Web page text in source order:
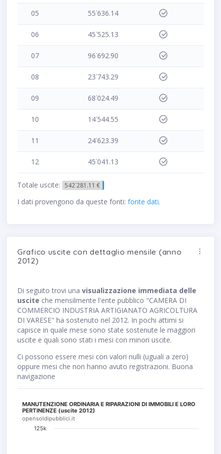
05 55˙636.14
06 45˙525.13
07 96˙692.90
08 23˙743.29
09 68˙024.49
10 14˙544.55
11 24˙623.39
12 45˙041.13
Totale uscite: 542˙281.11 €
I dati provengono da queste fonti: fonte dati.
Grafico uscite con dettaglio mensile (anno
2012)
Di seguito trovi una visualizzazione immediata delle
uscite che mensilmente l'ente pubblico "CAMERA DI
COMMERCIO INDUSTRIA ARTIGIANATO AGRICOLTURA
DI VARESE" ha sostenuto nel 2012. In pochi attimi si
capisce in quale mese sono state sostenute le maggiori
uscite e quali sono stati i mesi con minori uscite.
Ci possono essere mesi con valori nulli (uguali a zero)
oppure mesi che non hanno avuto registrazioni. Buona
navigazione
MANUTENZIONE ORDINARIA E RIPARAZIONI DI IMMOBILI E LORO
PERTINENZE (uscite 2012)
opensoldipubblici.it
125k